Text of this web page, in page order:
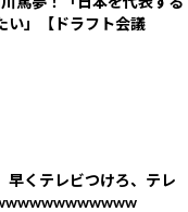
い」【ドラフト会議
早くテレビつけろ、テレ